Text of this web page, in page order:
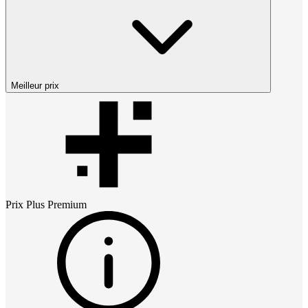
Meilleur prix
Prix Plus Premium